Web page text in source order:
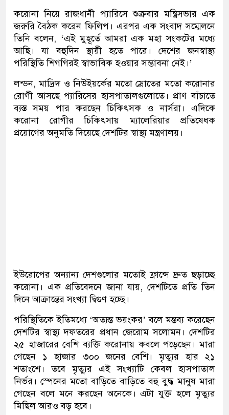
করোনা নিয়ে রাজধানী প্যারিসে শুক্রবার মন্ত্রিসভার এক
জরুরি বৈঠক করেন ফিলিপ। এরপর এক সংবাদ সম্মেলনে
তিনি বলেন, ‘এই মুহূর্তে আমরা এক মহা সংকটের মধ্যে
আছি। যা বহুদিন স্থায়ী হতে পারে। দেশের জনস্বাস্থ্য
পরিস্থিতি শিগগিরই স্বাভাবিক হওয়ার সম্ভাবনা নেই।’
লন্ডন, মাদ্রিদ ও নিউইয়র্কের মতো স্রোতের মতো করোনার
রোগী আসছে প্যারিসের হাসপাতালগুলোতে। প্রাণ বাঁচাতে
ব্যস্ত সময় পার করছেন চিকিৎসক ও নার্সরা। এদিকে
করোনা রোগীর চিকিৎসায় ম্যালেরিয়ার প্রতিষেধক
প্রয়োগের অনুমতি দিয়েছে দেশটির স্বাস্থ্য মন্ত্রণালয়।
ইউরোপের অন্যান্য দেশগুলোর মতোই ফ্রান্সে দ্রুত ছড়াচ্ছে
করোনা। এক প্রতিবেদনে জানা যায়, দেশটিতে প্রতি তিন
দিনে আক্রান্তের সংখ্যা দ্বিগুণ হচ্ছে।
পরিস্থিতিকে ইতিমধ্যে ‘অত্যন্ত ভয়ংকর’ বলে মন্তব্য করেছেন
দেশটির স্বাস্থ্য দফতরের প্রধান জেরোম সলোমন। দেশটির
২৫ হাজারের বেশি ব্যক্তি করোনায় কবলে পড়েছেন। মারা
গেছেন ১ হাজার ৩০০ জনের বেশি। মৃত্যুর হার ২১
শতাংশে। তবে মৃত্যুর এই সংখ্যাটি কেবল হাসপাতাল
নির্ভর। স্পেনের মতো বাড়িতে বাড়িতে বহু বুদ্ধ মানুষ মারা
গেছেন বলে মনে করছেন অনেকে। এটা যুক্ত হলে মৃত্যুর
মিছিল আরও বড় হবে।